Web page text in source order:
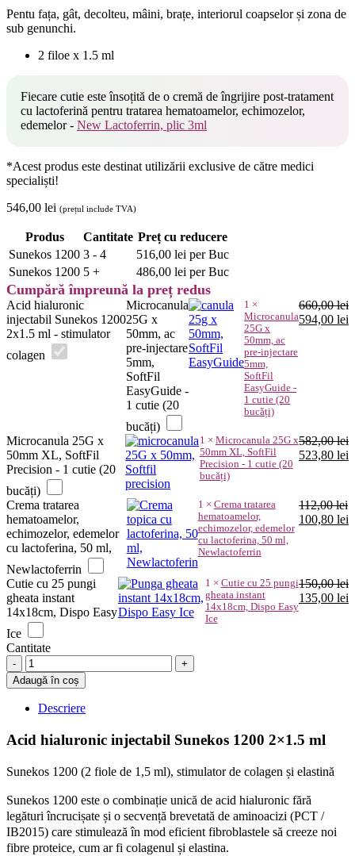
Pentu fața, gât, decolteu, mâini, brațe, interiorul coapselor și zona de
sub genunchi.
2 filoe x 1.5 ml
Fiecare cutie este însoțită de o cremă de îngrijire post-tratament
cu lactoferină pentru tratarea hematoamelor, echimozelor,
edemelor - New Lactoferrin, plic 3ml
*Acest produs este destinat utilizării exclusive de către medici
specialiști!
546,00 lei (prețul include TVA)
Produs Cantitate Preț cu reducere
Sunekos 1200 3 - 4 516,00 lei per Buc
Sunekos 1200 5 + 486,00 lei per Buc
Cumpără împreună la preț redus
Acid hialuronic
injectabil Sunekos 1200
2x1.5 ml - stimulator
colagen
Microcanula
25G x
50mm, ac
pre-injectare
5mm,
SoftFil
EasyGuide -
1 cutie (20
bucăți)
1 ×
Microcanula
25G x
50mm, ac
pre-injectare
5mm,
SoftFil
EasyGuide -
1 cutie (20
bucăți)
660,00lei
Prețul
594,00 lei
Microcanula 25G x
50mm XL, SoftFil
Precision - 1 cutie (20
bucăți)
1 × Microcanula 25G x
50mm XL, SoftFil
Precision - 1 cutie (20
bucăți)
582,00lei
Prețul
582,00 lei.
523,80 lei
Crema tratarea
hematoamelor,
echimozelor, edemelor
cu lactoferina, 50 ml,
Newlactoferrin
1 × Crema tratarea
hematoamelor,
echimozelor, edemelor
cu lactoferina, 50 ml,
Newlactoferrin
112,00lei
Prețul
100,80 lei
Cutie cu 25 pungi
gheata instant
14x18cm, Dispo Easy
Ice
1 × Cutie cu 25 pungi
gheata instant
14x18cm, Dispo Easy
Ice
150,00lei
Prețul
inițial
135,00 lei
Cantitate
Acid
hialuronic
injectabil
Sunekos
1200
2x1.5
ml
stimulator
quantity
Adaugă în coș
Descriere
Acid hialuronic injectabil Sunekos 1200 2×1.5 ml
Sunekos 1200 (2 fiole de 1,5 ml), stimulator de colagen și elastină
Sunekos 1200 este o combinație unică de acid hialuronic fără
legături încrucișate și o secvență brevetată de aminoacizi (PCT /
IB2015) care stimulează în mod eficient fibroblastele să creeze noi
fibre proteice, cum ar fi colagenul și elastina.